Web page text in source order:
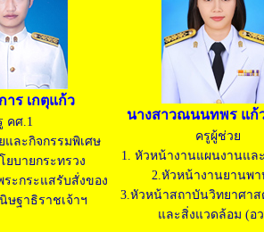
าร เกตุแก้ว
คศ.1
และกิจกรรมพิเศษ
ยบายกระทรวง
ะกระแสรับสั่งของ
ษฐาธิราชเจ้าฯ
นางสาวณนนทพร แก้
ครูผู้ช่วย
1. หัวหน้างานแผนงานแล
2.หัวหน้างานยานพ
3.หัวหน้าสถาบันวิทยาศา
และสิ่งแวดล้อม (อ